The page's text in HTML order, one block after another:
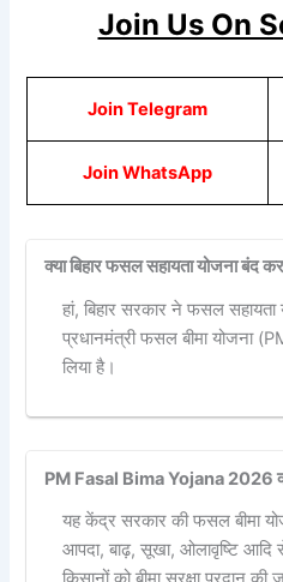
Join Us On
Join Telegram
Join WhatsApp
क्या बिहार फसल सहायता योजना बंद
हां, बिहार सरकार ने फसल
प्रधानमंत्री फसल बीमा योजना
लिया है।
PM Fasal Bima Yojana 2026
यह केंद्र सरकार की फसल बीमा
आपदा, बाढ़, सूखा, ओलावृष्टि